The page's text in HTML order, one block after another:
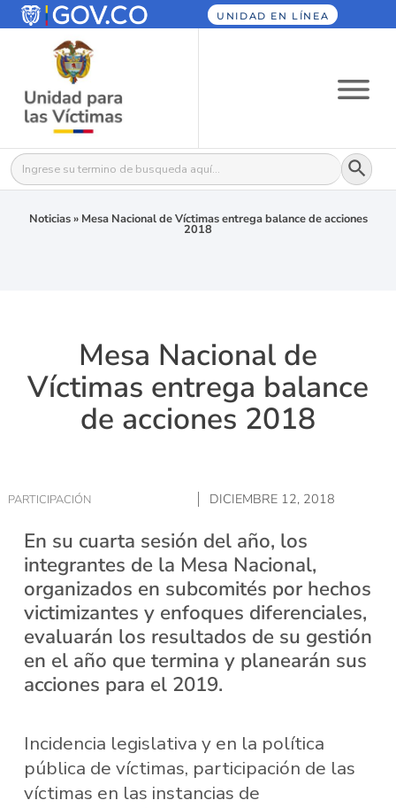
UNIDAD EN LÍNEA
Buscar: Botón
Noticias» Mesa Nacional de Víctimas entrega balance de acciones
2018
Mesa Nacional de
Víctimas entrega balance
de acciones 2018
PARTICIPACIÓN DICIEMBRE 12, 2018
En su cuarta sesión del año, los
integrantes de la Mesa Nacional,
organizados en subcomités por hechos
victimizantes y enfoques diferenciales,
evaluarán los resultados de su gestión
en el año que termina y planearán sus
acciones para el 2019.
Incidencia legislativa y en la política
pública de víctimas, participación de las
víctimas en las instancias de